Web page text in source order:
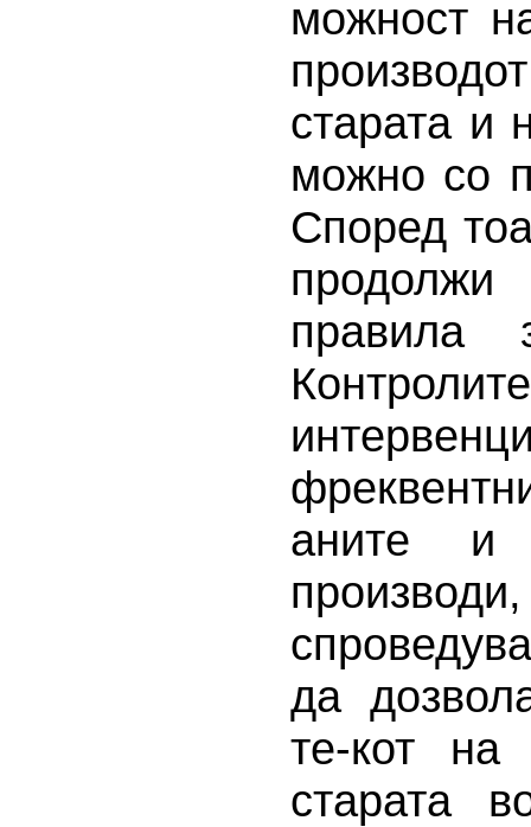
можност
старата и
можно со
Според
правила
аните и
да
те-кот на
старата